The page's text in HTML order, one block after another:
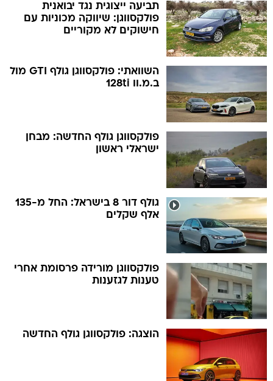
תביעה ייצוגית נגד יבואנית
פולקסווגן: שיווקה מכוניות עם
חישוקים לא מקוריים
השוואתי: פולקסווגן גולף GTI מול
ב.מ.וו 128ti
פולקסווגן גולף החדשה: מבחן
ישראלי ראשון
גולף דור 8 בישראל: החל מ-135
אלף שקלים
פולקסווגן מורידה פרסומת אחרי
טענות לגזענות
הוצגה: פולקסווגן גולף החדשה